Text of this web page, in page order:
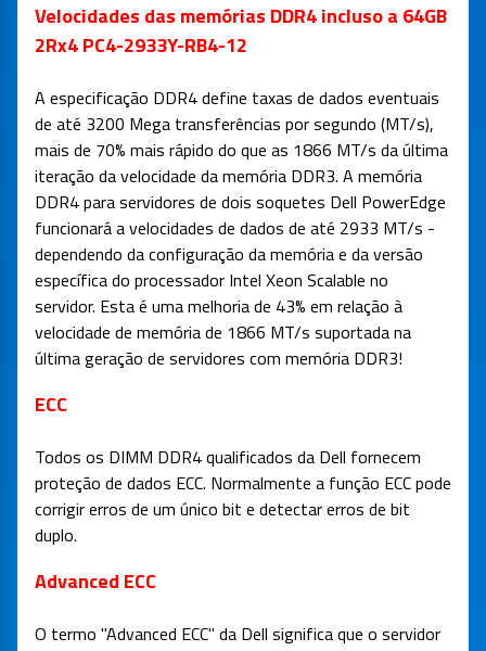
Velocidades das memórias DDR4 incluso a 64GB
2Rx4 PC4-2933Y-RB4-12
A especificação DDR4 define taxas de dados eventuais
de até 3200 Mega transferências por segundo (MT/s),
mais de 70% mais rápido do que as 1866 MT/s da última
iteração da velocidade da memória DDR3. A memória
DDR4 para servidores de dois soquetes Dell PowerEdge
funcionará a velocidades de dados de até 2933 MT/s -
dependendo da configuração da memória e da versão
específica do processador Intel Xeon Scalable no
servidor. Esta é uma melhoria de 43% em relação à
velocidade de memória de 1866 MT/s suportada na
última geração de servidores com memória DDR3!
ECC
Todos os DIMM DDR4 qualificados da Dell fornecem
proteção de dados ECC. Normalmente a função ECC pode
corrigir erros de um único bit e detectar erros de bit
duplo.
Advanced ECC
O termo "Advanced ECC" da Dell significa que o servidor